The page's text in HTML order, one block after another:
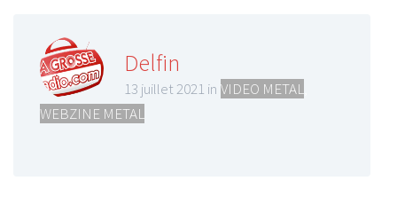
Delfin
13 juillet 2021 in VIDEO METAL
WEBZINE METAL